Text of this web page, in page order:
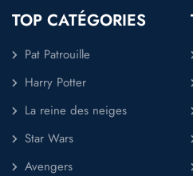
TOP CATÉGORIES
Pat Patrouille
Harry Potter
La reine des neiges
Star Wars
Avengers